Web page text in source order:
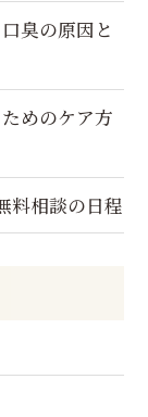
臭の原因と
めのケア方
相談の日程